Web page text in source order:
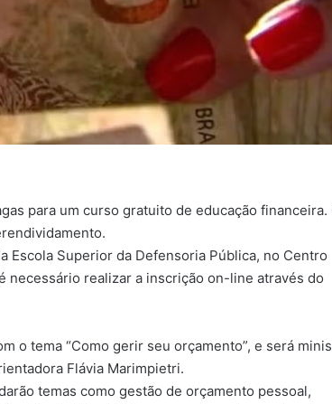
para um curso gratuito de educação financeira.
Escola Superior da Defensoria Pública, no Centro
necessário realizar a inscrição on-line através do
o tema “Como gerir seu orçamento”, e será
Flávia Marimpietri.
temas como gestão de orçamento pessoal,